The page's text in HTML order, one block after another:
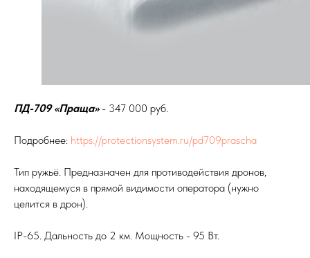
ПД-709 «Праща»- 347 000 руб.
Подробнее: https://protectionsystem.ru/pd709prascha
Тип ружьё. Предназначен для противодействия дронов,
находящемуся в прямой видимости оператора (нужно
целится в дрон).
IP-65. Дальность до 2 км. Мощность - 95 Вт.